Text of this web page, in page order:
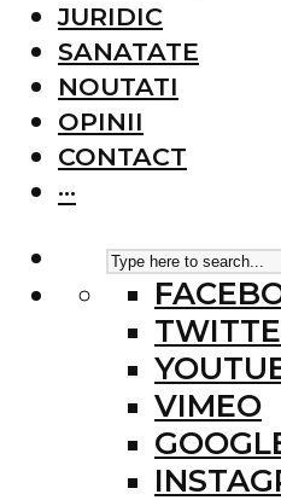
JURIDIC
SANATATE
NOUTATI
OPINII
CONTACT
···
VIMEO